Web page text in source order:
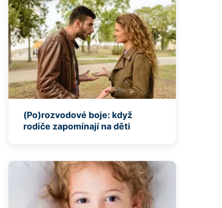
(Po)rozvodové boje: když
rodiče zapomínají na děti